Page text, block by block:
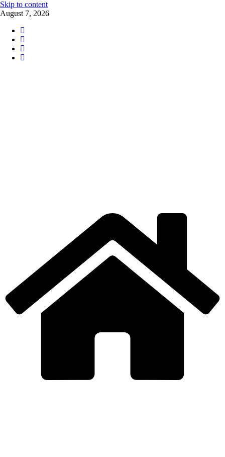
Skip to content
August 7, 2026